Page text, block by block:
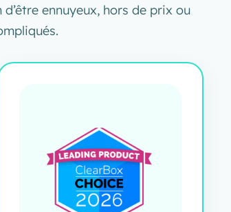
ennuyeux, hors de prix ou